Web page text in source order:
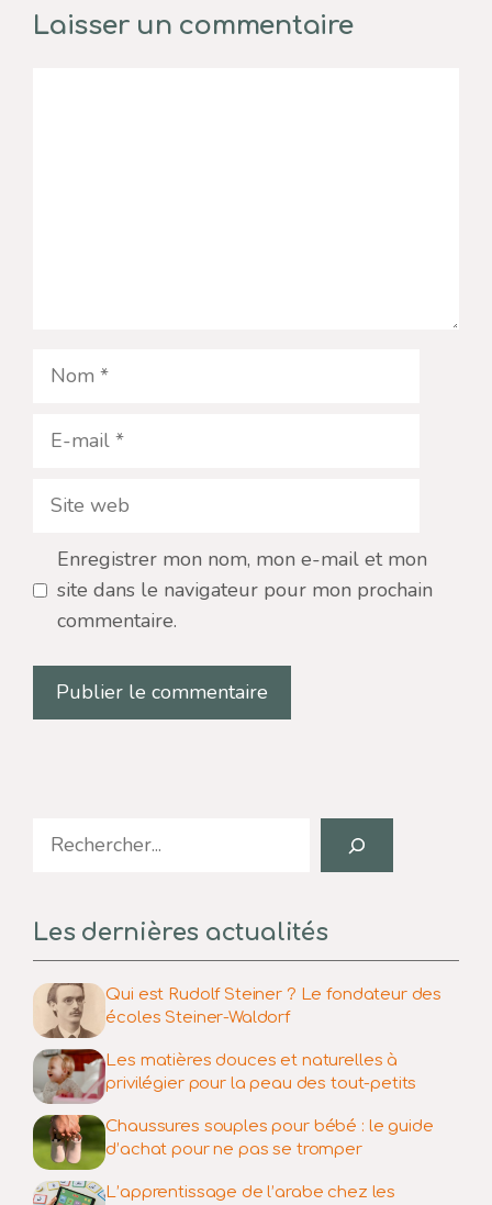
Laisser un commentaire
Nom
E-
Site
Enregistrer mon nom, mon e-mail et mon
site dans le navigateur pour mon prochain
commentaire.
Search
Les dernières actualités
Qui est Rudolf Steiner ? Le fondateur des
écoles Steiner-Waldorf
Les matières douces et naturelles à
privilégier pour la peau des tout-petits
Chaussures souples pour bébé : le guide
d’achat pour ne pas se tromper
L’apprentissage de l’arabe chez les